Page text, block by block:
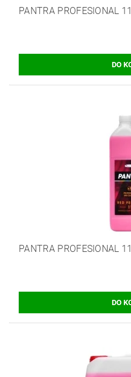
PANTRA PROFESIONAL
PANTRA PROFESIONAL